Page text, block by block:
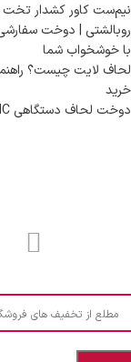
نیم‌ست کاور کشدار تخت
روبالشتی | دوخت
با خوشخواب شما
لحاف لایت چیست؟
خرید
دوخت لحاف دستگاهی CNC
مطلع از تخفیف های